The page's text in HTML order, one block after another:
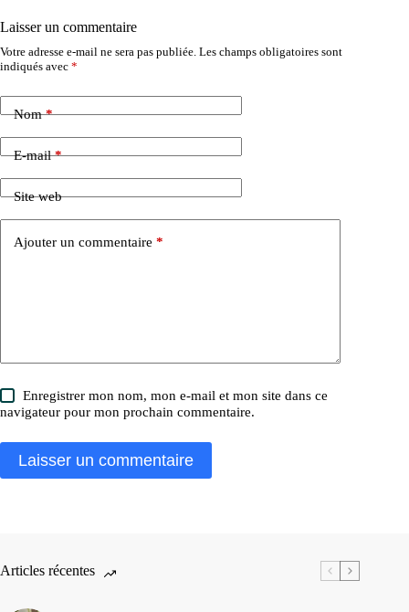
Laisser un commentaire
Votre adresse e-mail ne sera pas publiée. Les champs obligatoires sont
indiqués avec *
Nom*
E-mail*
Site web
Ajouter un commentaire *
Enregistrer mon nom, mon e-mail et mon site dans ce
navigateur pour mon prochain commentaire.
Laisser un commentaire
Articles récentes